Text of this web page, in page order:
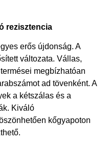
rezisztencia
erős újdonság. A
változata. Vállas,
megbízhatóan
ad tövenként. A
a kétszálas és a
Kiváló
kőgyapoton